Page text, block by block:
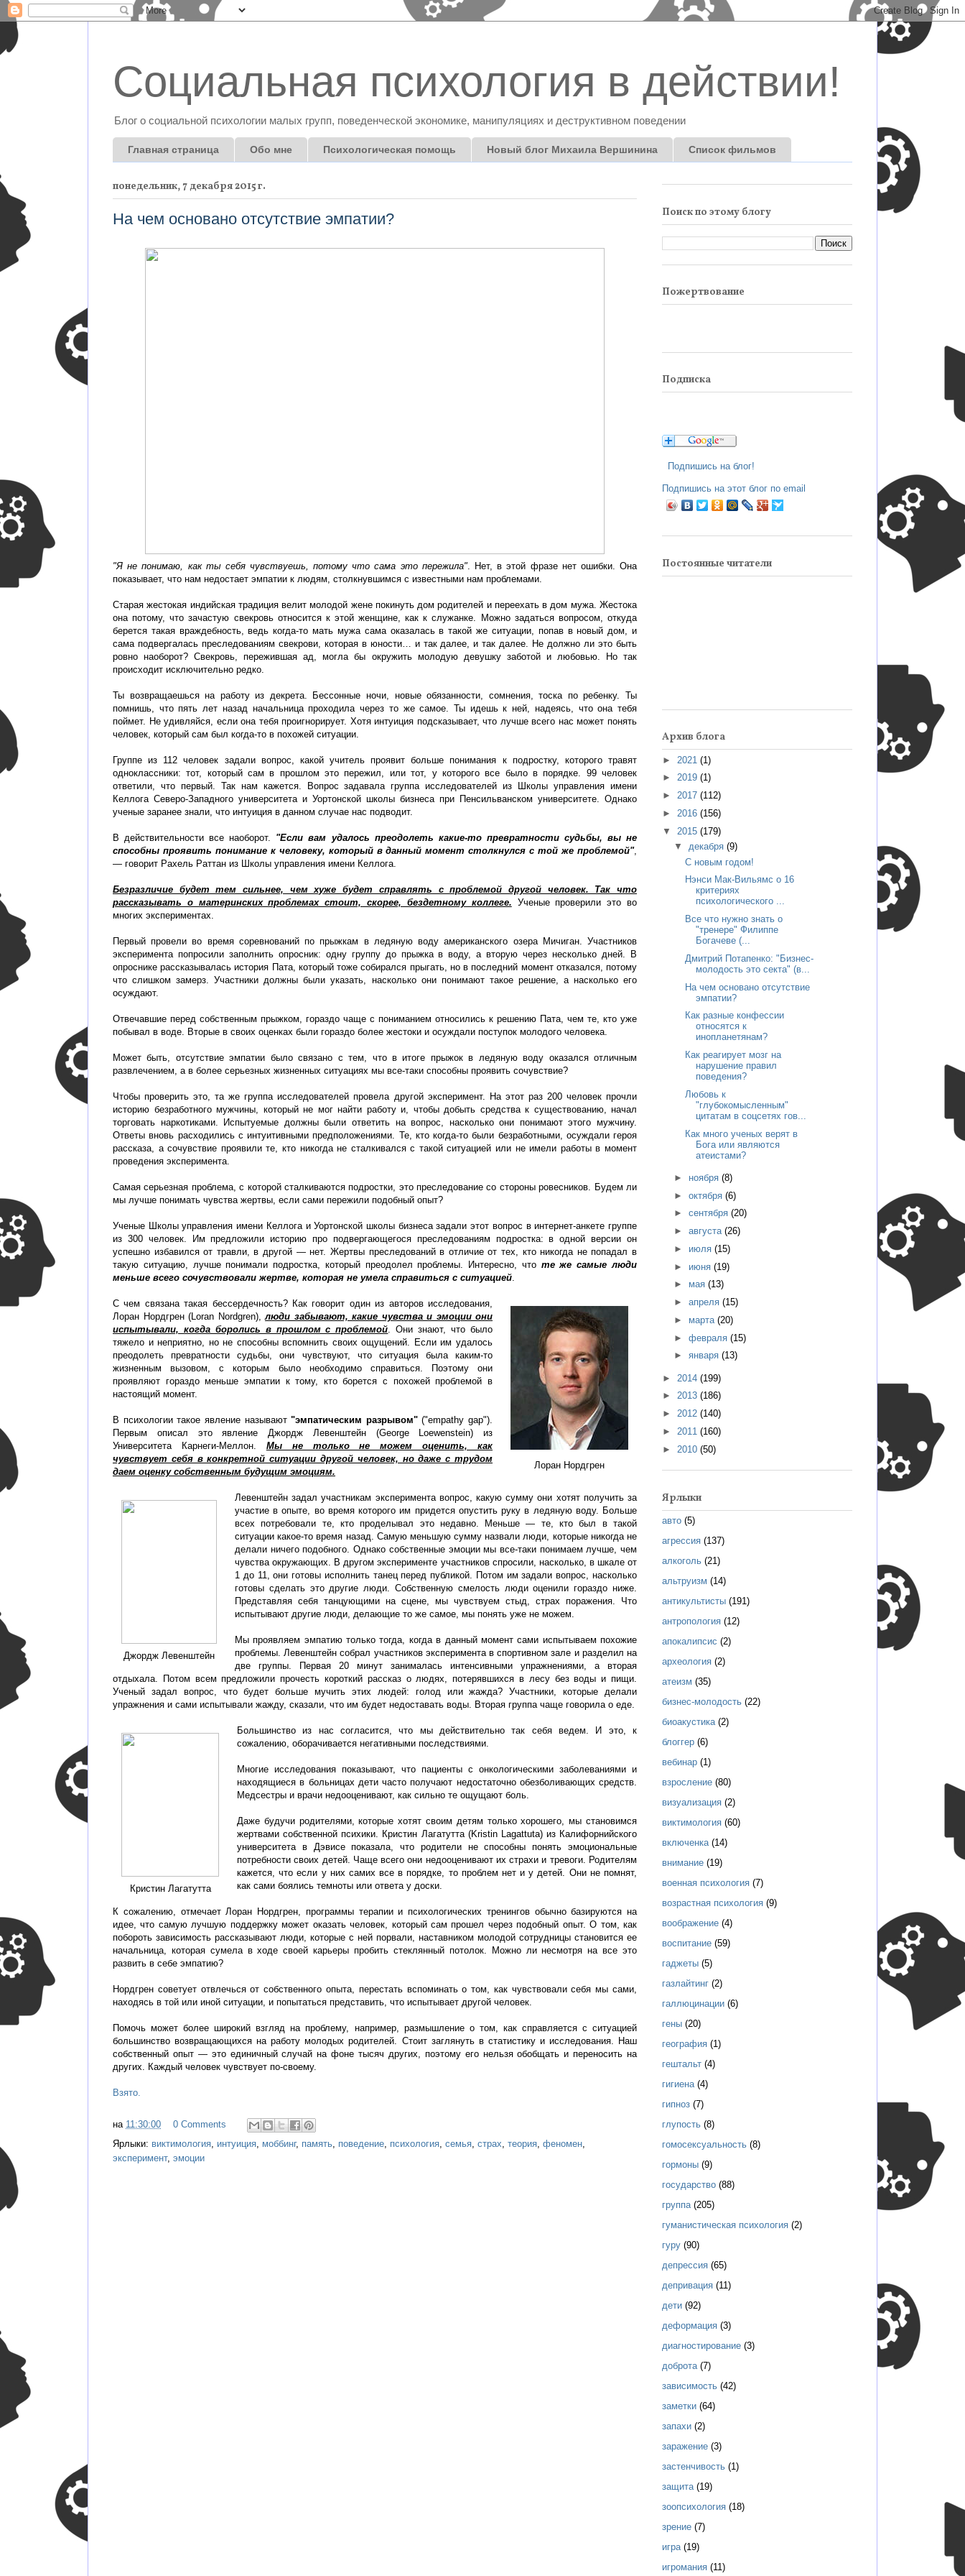
Социальная психология в действии!
Блог о социальной психологии малых групп, поведенческой экономике, манипуляциях и деструктивном поведении
Главная страница Обо мне Психологическая помощь Новый блог Михаила Вершинина Список фильмов
понедельник, 7 декабря 2015 г.
На чем основано отсутствие эмпатии?
"Я не понимаю, как ты себя чувствуешь, потому что сама это пережила". Нет, в этой фразе нет ошибки. Она
показывает, что нам недостает эмпатии к людям, столкнувшимся с известными нам проблемами.
Старая жестокая индийская традиция велит молодой жене покинуть дом родителей и переехать в дом мужа. Жестока
она потому, что зачастую свекровь относится к этой женщине, как к служанке. Можно задаться вопросом, откуда
берется такая враждебность, ведь когда-то мать мужа сама оказалась в такой же ситуации, попав в новый дом, и
сама подвергалась преследованиям свекрови, которая в юности… и так далее, и так далее. Не должно ли это быть
ровно наоборот? Свекровь, пережившая ад, могла бы окружить молодую девушку заботой и любовью. Но так
происходит исключительно редко.
Ты возвращаешься на работу из декрета. Бессонные ночи, новые обязанности, сомнения, тоска по ребенку. Ты
помнишь, что пять лет назад начальница проходила через то же самое. Ты идешь к ней, надеясь, что она тебя
поймет. Не удивляйся, если она тебя проигнорирует. Хотя интуиция подсказывает, что лучше всего нас может понять
человек, который сам был когда-то в похожей ситуации.
Группе из 112 человек задали вопрос, какой учитель проявит больше понимания к подростку, которого травят
одноклассники: тот, который сам в прошлом это пережил, или тот, у которого все было в порядке. 99 человек
ответили, что первый. Так нам кажется. Вопрос задавала группа исследователей из Школы управления имени
Келлога Северо-Западного университета и Уортонской школы бизнеса при Пенсильванском университете. Однако
ученые заранее знали, что интуиция в данном случае нас подводит.
В действительности все наоборот. "Если вам удалось преодолеть какие-то превратности судьбы, вы не
способны проявить понимание к человеку, который в данный момент столкнулся с той же проблемой",
— говорит Рахель Раттан из Школы управления имени Келлога.
Безразличие будет тем сильнее, чем хуже будет справлять с проблемой другой человек. Так что
рассказывать о материнских проблемах стоит, скорее, бездетному коллеге. Ученые проверили это во
многих экспериментах.
Первый провели во время соревнований по прыжкам в ледяную воду американского озера Мичиган. Участников
эксперимента попросили заполнить опросник: одну группу до прыжка в воду, а вторую через несколько дней. В
опроснике рассказывалась история Пата, который тоже собирался прыгать, но в последний момент отказался, потому
что слишком замерз. Участники должны были указать, насколько они понимают такое решение, а насколько его
осуждают.
Отвечавшие перед собственным прыжком, гораздо чаще с пониманием относились к решению Пата, чем те, кто уже
побывал в воде. Вторые в своих оценках были гораздо более жестоки и осуждали поступок молодого человека.
Может быть, отсутствие эмпатии было связано с тем, что в итоге прыжок в ледяную воду оказался отличным
развлечением, а в более серьезных жизненных ситуациях мы все-таки способны проявить сочувствие?
Чтобы проверить это, та же группа исследователей провела другой эксперимент. На этот раз 200 человек прочли
историю безработного мужчины, который не мог найти работу и, чтобы добыть средства к существованию, начал
торговать наркотиками. Испытуемые должны были ответить на вопрос, насколько они понимают этого мужчину.
Ответы вновь расходились с интуитивными предположениями. Те, кто когда-то были безработными, осуждали героя
рассказа, а сочувствие проявили те, кто никогда не сталкивался с такой ситуацией или не имели работы в момент
проведения эксперимента.
Самая серьезная проблема, с которой сталкиваются подростки, это преследование со стороны ровесников. Будем ли
мы лучше понимать чувства жертвы, если сами пережили подобный опыт?
Ученые Школы управления имени Келлога и Уортонской школы бизнеса задали этот вопрос в интернет-анкете группе
из 300 человек. Им предложили историю про подвергающегося преследованиям подростка: в одной версии он
успешно избавился от травли, в другой — нет. Жертвы преследований в отличие от тех, кто никогда не попадал в
такую ситуацию, лучше понимали подростка, который преодолел проблемы. Интересно, что те же самые люди
меньше всего сочувствовали жертве, которая не умела справиться с ситуацией.
Лоран Нордгрен
С чем связана такая бессердечность? Как говорит один из авторов исследования,
Лоран Нордгрен (Loran Nordgren),люди забывают, какие чувства и эмоции они
испытывали, когда боролись в прошлом с проблемой. Они знают, что было
тяжело и неприятно, но не способны вспомнить своих ощущений. Если им удалось
преодолеть превратности судьбы, они чувствуют, что ситуация была каким-то
жизненным вызовом, с которым было необходимо справиться. Поэтому они
проявляют гораздо меньше эмпатии к тому, кто борется с похожей проблемой в
настоящий момент.
В психологии такое явление называют"эмпатическим разрывом"("empathy gap").
Первым описал это явление Джордж Левенштейн (George Loewenstein) из
Университета Карнеги-Меллон. Мы не только не можем оценить, как
чувствует себя в конкретной ситуации другой человек, но даже с трудом
даем оценку собственным будущим эмоциям.
Джордж Левенштейн
Левенштейн задал участникам эксперимента вопрос, какую сумму они хотят получить за
участие в опыте, во время которого им придется опустить руку в ледяную воду. Больше
всех потребовали те, кто проделывал это недавно. Меньше — те, кто был в такой
ситуации какое-то время назад. Самую меньшую сумму назвали люди, которые никогда не
делали ничего подобного. Однако собственные эмоции мы все-таки понимаем лучше, чем
чувства окружающих. В другом эксперименте участников спросили, насколько, в шкале от
1 до 11, они готовы исполнить танец перед публикой. Потом им задали вопрос, насколько
готовы сделать это другие люди. Собственную смелость люди оценили гораздо ниже.
Представляя себя танцующими на сцене, мы чувствуем стыд, страх поражения. Что
испытывают другие люди, делающие то же самое, мы понять уже не можем.
Мы проявляем эмпатию только тогда, когда в данный момент сами испытываем похожие
проблемы. Левенштейн собрал участников эксперимента в спортивном зале и разделил на
две группы. Первая 20 минут занималась интенсивными упражнениями, а вторая
отдыхала. Потом всем предложили прочесть короткий рассказ о людях, потерявшихся в лесу без воды и пищи.
Ученый задал вопрос, что будет больше мучить этих людей: голод или жажда? Участники, которые делали
упражнения и сами испытывали жажду, сказали, что им будет недоставать воды. Вторая группа чаще говорила о еде.
Кристин Лагатутта
Большинство из нас согласится, что мы действительно так себя ведем. И это, к
сожалению, оборачивается негативными последствиями.
Многие исследования показывают, что пациенты с онкологическими заболеваниями и
находящиеся в больницах дети часто получают недостаточно обезболивающих средств.
Медсестры и врачи недооценивают, как сильно те ощущают боль.
Даже будучи родителями, которые хотят своим детям только хорошего, мы становимся
жертвами собственной психики. Кристин Лагатутта (Kristin Lagattuta) из Калифорнийского
университета в Дэвисе показала, что родители не способны понять эмоциональные
потребности своих детей. Чаще всего они недооценивают их страхи и тревоги. Родителям
кажется, что если у них самих все в порядке, то проблем нет и у детей. Они не помнят,
как сами боялись темноты или ответа у доски.
К сожалению, отмечает Лоран Нордгрен, программы терапии и психологических тренингов обычно базируются на
идее, что самую лучшую поддержку может оказать человек, который сам прошел через подобный опыт. О том, как
побороть зависимость рассказывают люди, которые с ней порвали, наставником молодой сотрудницы становится ее
начальница, которая сумела в ходе своей карьеры пробить стеклянный потолок. Можно ли несмотря на все это
развить в себе эмпатию?
Нордгрен советует отвлечься от собственного опыта, перестать вспоминать о том, как чувствовали себя мы сами,
находясь в той или иной ситуации, и попытаться представить, что испытывает другой человек.
Помочь может более широкий взгляд на проблему, например, размышление о том, как справляется с ситуацией
большинство возвращающихся на работу молодых родителей. Стоит заглянуть в статистику и исследования. Наш
собственный опыт — это единичный случай на фоне тысяч других, поэтому его нельзя обобщать и переносить на
других. Каждый человек чувствует по-своему.
Взято.
на 11:30:00
0 Comments
Ярлыки: виктимология, интуиция, моббинг, память, поведение, психология, семья, страх, теория, феномен,
эксперимент, эмоции
Поиск по этому блогу
Пожертвование
Подписка
Подпишись на блог!
Подпишись на этот блог по email
Постоянные читатели
Архив блога
► 2021 (1)
► 2019 (1)
► 2017 (112)
► 2016 (156)
▼ 2015 (179)
▼ декабря (9)
С новым годом!
Нэнси Мак-Вильямс о 16
критериях
психологического ...
Все что нужно знать о
"тренере" Филиппе
Богачеве (...
Дмитрий Потапенко: "Бизнес-
молодость это секта" (в...
На чем основано отсутствие
эмпатии?
Как разные конфессии
относятся к
инопланетянам?
Как реагирует мозг на
нарушение правил
поведения?
Любовь к
"глубокомысленным"
цитатам в соцсетях гов...
Как много ученых верят в
Бога или являются
атеистами?
► ноября (8)
► октября (6)
► сентября (20)
► августа (26)
► июля (15)
► июня (19)
► мая (13)
► апреля (15)
► марта (20)
► февраля (15)
► января (13)
► 2014 (199)
► 2013 (186)
► 2012 (140)
► 2011 (160)
► 2010 (50)
Ярлыки
авто (5)
агрессия (137)
алкоголь (21)
альтруизм (14)
антикультисты (191)
антропология (12)
апокалипсис (2)
археология (2)
атеизм (35)
бизнес-молодость (22)
биоакустика (2)
блоггер (6)
вебинар (1)
взросление (80)
визуализация (2)
виктимология (60)
включенка (14)
внимание (19)
военная психология (7)
возрастная психология (9)
воображение (4)
воспитание (59)
гаджеты (5)
газлайтинг (2)
галлюцинации (6)
гены (20)
география (1)
гештальт (4)
гигиена (4)
гипноз (7)
глупость (8)
гомосексуальность (8)
гормоны (9)
государство (88)
группа (205)
гуманистическая психология (2)
гуру (90)
депрессия (65)
депривация (11)
дети (92)
деформация (3)
диагностирование (3)
доброта (7)
зависимость (42)
заметки (64)
запахи (2)
заражение (3)
застенчивость (1)
защита (19)
зоопсихология (18)
зрение (7)
игра (19)
игромания (11)